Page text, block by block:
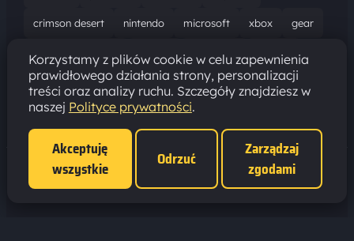
crimson desert nintendo microsoft xbox gear
world of warcraft solucja marathon ubisoft
bungie recenzja resident evil requiem gaming
aktualizacja pc epic games
Polityka prywatności ·
Korzystamy z plików cookie w celu zapewnienia
prawidłowego działania strony, personalizacji
treści oraz analizy ruchu. Szczegóły znajdziesz w
naszej Polityce prywatności.
Akceptuję
wszystkie
Odrzuć
Zarządzaj
zgodami